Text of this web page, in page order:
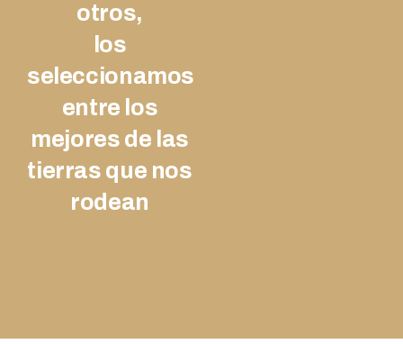
otros,
los
seleccionamos
entre los
mejores de las
tierras que nos
rodean